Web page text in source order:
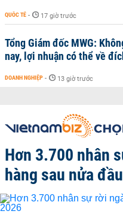
QUỐC TẾ - 17 giờ trước
Tổng Giám đốc MWG:
nay, lợi nhuận có thể về
DOANH NGHIỆP - 13 giờ trước
Hơn 3.700 nhân
hàng sau nửa